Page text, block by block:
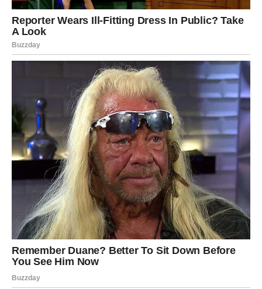
BONUS TEKST
Briga o stopalima često pada u drugi plan, sve dok se ne
pojave neprijatni simptomi kao što su žuljevi, suva i
ispucala koža, te zadebljanja koja nisu samo estetski
problem, već i uzrok neprijatnosti i bola. Kada se ovakve
tegobe jave, većina ljudi poseže za specijalizovanim